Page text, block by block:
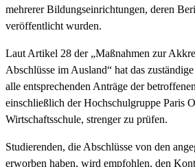
mehrerer Bildungseinrichtungen, deren
veröffentlicht wurden.
Laut Artikel 28 der „Maßnahmen zur
Abschlüsse im Ausland“ hat das
alle entsprechenden Anträge der
einschließlich der Hochschulgruppe Paris
Wirtschaftsschule, strenger zu prüfen.
Studierenden, die Abschlüsse von den
erworben haben, wird empfohlen, den